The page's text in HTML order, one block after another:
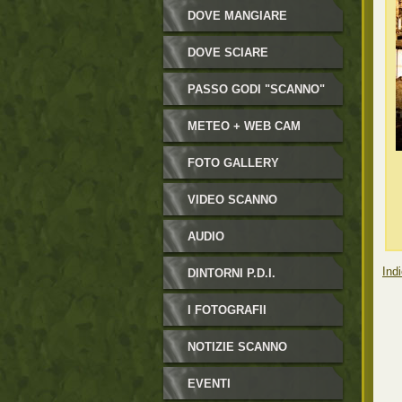
DOVE MANGIARE
DOVE SCIARE
PASSO GODI "SCANNO"
METEO + WEB CAM
FOTO GALLERY
VIDEO SCANNO
AUDIO
DINTORNI P.D.I.
I FOTOGRAFII
NOTIZIE SCANNO
EVENTI